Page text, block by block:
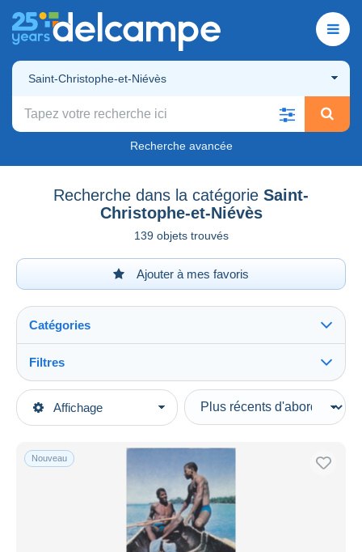
Saint-Christophe-et-Niévès
Recherche avancée
Recherche dans la catégorie Saint-
Christophe-et-Niévès
139 objets trouvés
Ajouter à mes favoris
Affichage
Catégories
Catégories principales
Amérique
Saint-Christophe-et-Niévès
Filtres
Types de vente
En cours
Prix fixes
Enchères avec offres
Enchères sans offres
Maisons de vente
Nouveau